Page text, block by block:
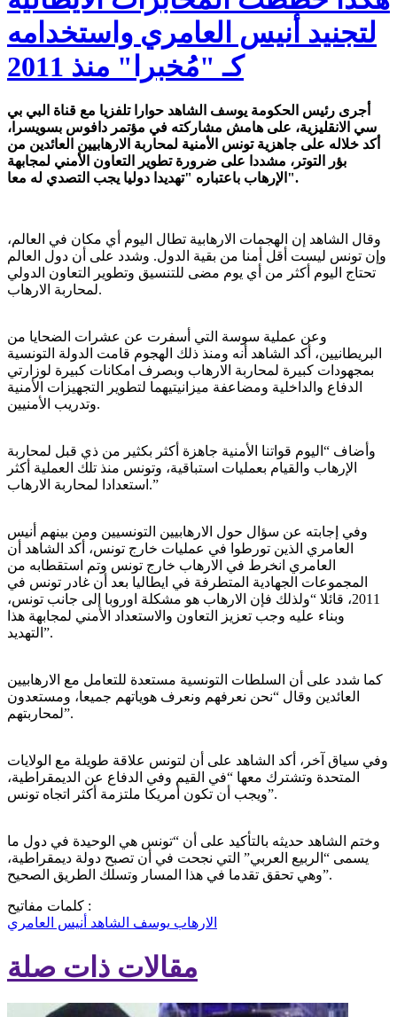
لتجنيد أنيس العامري واستخدامه
كـ "مُخبرا" منذ 2011
أجرى رئيس الحكومة يوسف الشاهد حوارا تلفزيا مع قناة البي بي
سي الانقليزية، على هامش مشاركته في مؤتمر دافوس بسويسرا،
أكد خلاله على جاهزية تونس الأمنية لمحاربة الارهابيين العائدين من
بؤر التوتر، مشددا على ضرورة تطوير التعاون الأمني لمجابهة
الإرهاب باعتباره "تهديدا دوليا يجب التصدي له معا".
وقال الشاهد إن الهجمات الارهابية تطال اليوم أي مكان في العالم،
وإن تونس ليست أقل أمنا من بقية الدول. وشدد على أن دول العالم
تحتاج اليوم أكثر من أي يوم مضى للتنسيق وتطوير التعاون الدولي
لمحاربة الارهاب.
وعن عملية سوسة التي أسفرت عن عشرات الضحايا من
البريطانيين، أكد الشاهد أنه ومنذ ذلك الهجوم قامت الدولة التونسية
بمجهودات كبيرة لمحاربة الارهاب وبصرف امكانات كبيرة لوزارتي
الدفاع والداخلية ومضاعفة ميزانيتيهما لتطوير التجهيزات الأمنية
وتدريب الأمنيين.
وأضاف “اليوم قواتنا الأمنية جاهزة أكثر بكثير من ذي قبل لمحاربة
الإرهاب والقيام بعمليات استباقية، وتونس منذ تلك العملية أكثر
استعدادا لمحاربة الارهاب.”
وفي إجابته عن سؤال حول الارهابيين التونسيين ومن بينهم أنيس
العامري الذين تورطوا في عمليات خارج تونس، أكد الشاهد أن
العامري انخرط في الارهاب خارج تونس وتم استقطابه من
المجموعات الجهادية المتطرفة في ايطاليا بعد أن غادر تونس في
2011، قائلا “ولذلك فإن الارهاب هو مشكلة اوروبا إلى جانب تونس،
وبناء عليه وجب تعزيز التعاون والاستعداد الأمني لمجابهة هذا
التهديد”.
كما شدد على أن السلطات التونسية مستعدة للتعامل مع الارهابيين
العائدين وقال “نحن نعرفهم ونعرف هوياتهم جميعا، ومستعدون
لمحاربتهم”.
وفي سياق آخر، أكد الشاهد على أن لتونس علاقة طويلة مع الولايات
المتحدة وتشترك معها “في القيم وفي الدفاع عن الديمقراطية،
ويجب أن تكون أمريكا ملتزمة أكثر اتجاه تونس”.
وختم الشاهد حديثه بالتأكيد على أن “تونس هي الوحيدة في دول ما
يسمى “الربيع العربي” التي نجحت في أن تصبح دولة ديمقراطية،
وهي تحقق تقدما في هذا المسار وتسلك الطريق الصحيح”.
كلمات مفاتيح :
الارهاب يوسف الشاهد أنيس العامري
مقالات ذات صلة